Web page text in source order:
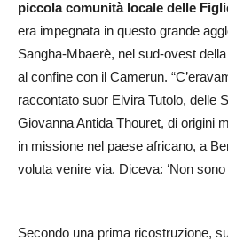
piccola comunità locale delle
era impegnata in questo grande
Sangha-Mbaerè, nel sud-ovest
al confine con il Camerun.
raccontato suor Elvira Tutolo, delle
Giovanna Antida Thouret, di origini
in missione nel paese africano, a
voluta venire via. Diceva: ‘Non
Secondo una prima ricostruzione,